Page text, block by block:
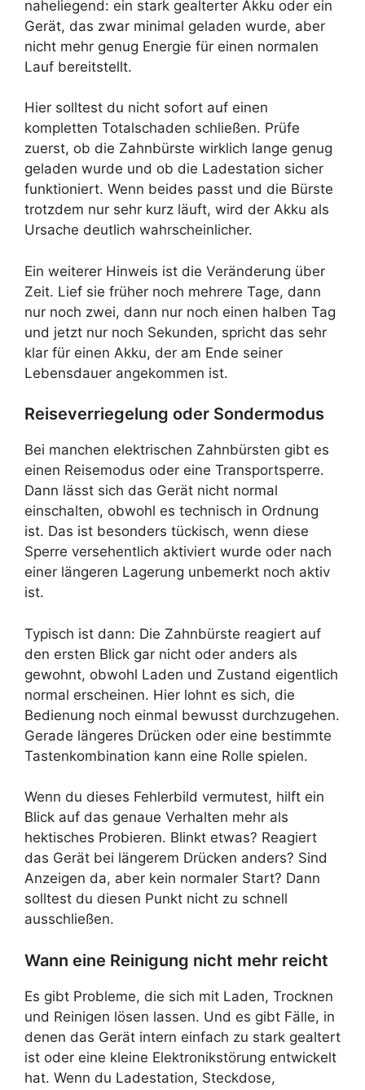
naheliegend: ein stark gealterter Akku oder ein
Gerät, das zwar minimal geladen wurde, aber
nicht mehr genug Energie für einen normalen
Lauf bereitstellt.
Hier solltest du nicht sofort auf einen
kompletten Totalschaden schließen. Prüfe
zuerst, ob die Zahnbürste wirklich lange genug
geladen wurde und ob die Ladestation sicher
funktioniert. Wenn beides passt und die Bürste
trotzdem nur sehr kurz läuft, wird der Akku als
Ursache deutlich wahrscheinlicher.
Ein weiterer Hinweis ist die Veränderung über
Zeit. Lief sie früher noch mehrere Tage, dann
nur noch zwei, dann nur noch einen halben Tag
und jetzt nur noch Sekunden, spricht das sehr
klar für einen Akku, der am Ende seiner
Lebensdauer angekommen ist.
Reiseverriegelung oder Sondermodus
Bei manchen elektrischen Zahnbürsten gibt es
einen Reisemodus oder eine Transportsperre.
Dann lässt sich das Gerät nicht normal
einschalten, obwohl es technisch in Ordnung
ist. Das ist besonders tückisch, wenn diese
Sperre versehentlich aktiviert wurde oder nach
einer längeren Lagerung unbemerkt noch aktiv
ist.
Typisch ist dann: Die Zahnbürste reagiert auf
den ersten Blick gar nicht oder anders als
gewohnt, obwohl Laden und Zustand eigentlich
normal erscheinen. Hier lohnt es sich, die
Bedienung noch einmal bewusst durchzugehen.
Gerade längeres Drücken oder eine bestimmte
Tastenkombination kann eine Rolle spielen.
Wenn du dieses Fehlerbild vermutest, hilft ein
Blick auf das genaue Verhalten mehr als
hektisches Probieren. Blinkt etwas? Reagiert
das Gerät bei längerem Drücken anders? Sind
Anzeigen da, aber kein normaler Start? Dann
solltest du diesen Punkt nicht zu schnell
ausschließen.
Wann eine Reinigung nicht mehr reicht
Es gibt Probleme, die sich mit Laden, Trocknen
und Reinigen lösen lassen. Und es gibt Fälle, in
denen das Gerät intern einfach zu stark gealtert
ist oder eine kleine Elektronikstörung entwickelt
hat. Wenn du Ladestation, Steckdose,